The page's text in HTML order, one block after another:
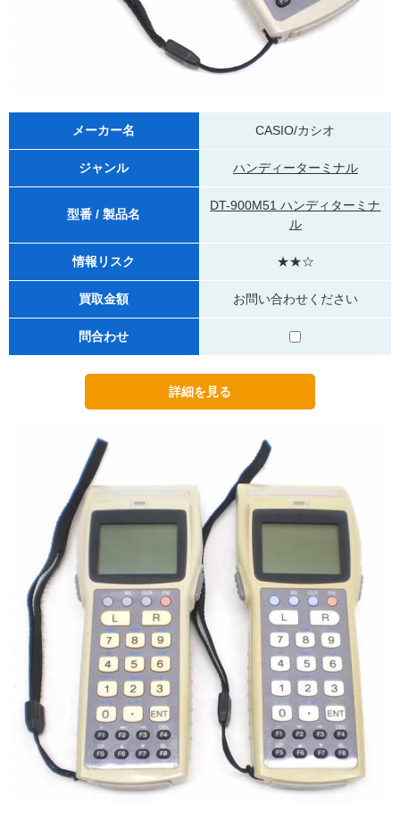
メーカー名 CASIO/カシオ
ジャンル ハンディーターミナル
型番 / 製品名
DT-900M51 ハンディターミナ
ル
情報リスク ★★☆
買取金額 お問い合わせください
問合わせ